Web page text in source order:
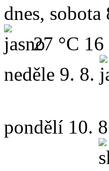
dnes,
27 °C 16
neděle 9. 8.
pondělí 10.